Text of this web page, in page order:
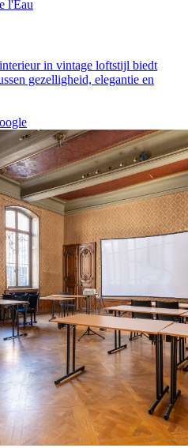
l'Eau
in vintage loftstijl biedt
gezelligheid, elegantie en